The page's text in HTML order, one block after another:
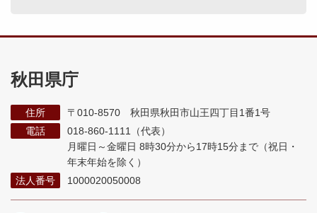
秋田県庁
住所
〒010-8570 秋田県秋田市山王四丁目1番1号
電話
018-860-1111（代表）
月曜日～金曜日 8時30分から17時15分まで （祝日・
年末年始を除く）
法人番号
1000020050008